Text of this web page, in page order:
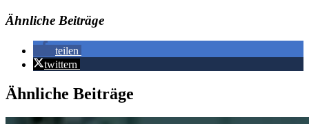
Ähnliche Beiträge
teilen
twittern
Ähnliche Beiträge